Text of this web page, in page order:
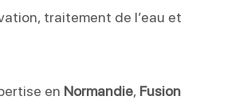
traitement de l’eau et
en Normandie, Fusion